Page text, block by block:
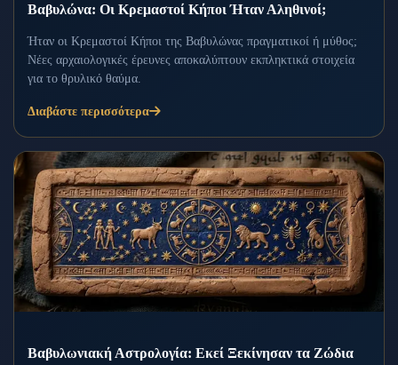
Βαβυλώνα: Οι Κρεμαστοί Κήποι Ήταν Αληθινοί;
Ήταν οι Κρεμαστοί Κήποι της Βαβυλώνας πραγματικοί ή μύθος;
Νέες αρχαιολογικές έρευνες αποκαλύπτουν εκπληκτικά στοιχεία
για το θρυλικό θαύμα.
Διαβάστε περισσότερα
Βαβυλωνιακή Αστρολογία: Εκεί Ξεκίνησαν τα Ζώδια